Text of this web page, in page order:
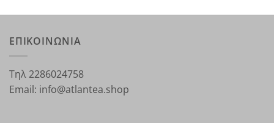
ΕΠΙΚΟΙΝΩΝΙΑ
Τηλ 2286024758
Email: info@atlantea.shop